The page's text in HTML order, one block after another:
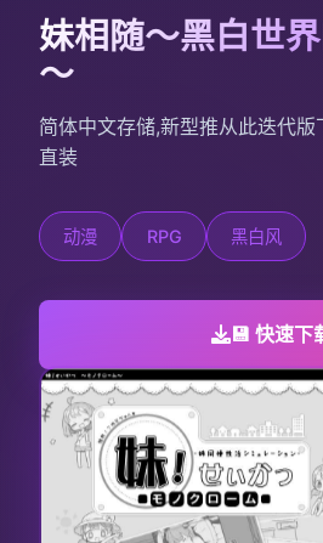
妹相随～黑白世
～
简体中文存储,新型推从此迭代
直装
动漫 RPG 黑白风
💾 快速下